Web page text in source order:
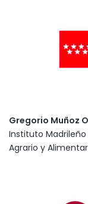
Gregorio Muñoz
Instituto Madrileño
Agrario y